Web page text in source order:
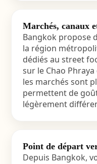
Marchés, canaux
Bangkok propose
la région
dédiés au street
sur le Chao
les marchés sont
permettent de
légèrement
Point de départ
Depuis Bangkok,